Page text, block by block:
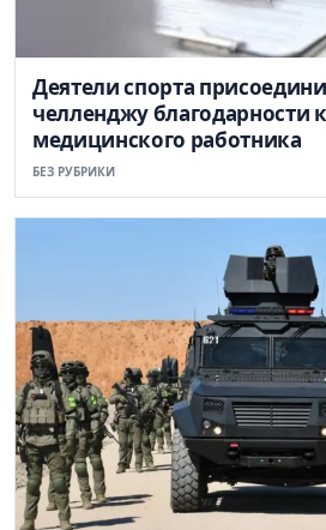
Деятели спорта
челленджу благодарности
медицинского работника
БЕЗ РУБРИКИ